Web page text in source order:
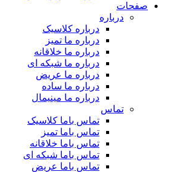
صفحات
درباره
درباره کلاسیک
درباره ما تمیز
درباره ما خلاقانه
درباره ما شبکه ای
درباره ما عریض
درباره ما ساده
درباره ما مینیمال
تماس
تماس باما کلاسیک
تماس باما تمیز
تماس باما خلاقانه
تماس باما شبکه ای
تماس باما عریض